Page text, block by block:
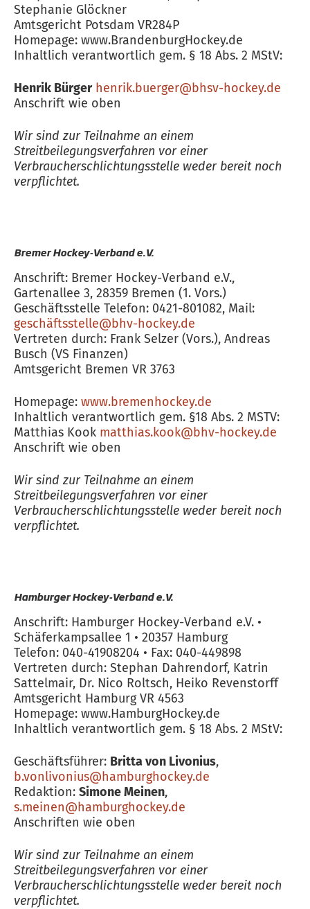
Stephanie Glöckner
Amtsgericht Potsdam VR284P
Homepage: www.BrandenburgHockey.de
Inhaltlich verantwortlich gem. § 18 Abs. 2 MStV:
Henrik Bürger henrik.buerger@bhsv-hockey.de
Anschrift wie oben
Wir sind zur Teilnahme an einem
Streitbeilegungsverfahren vor einer
Verbraucherschlichtungsstelle weder bereit noch
verpflichtet.
Bremer Hockey-Verband e.V.
Anschrift: Bremer Hockey-Verband e.V.,
Gartenallee 3, 28359 Bremen (1. Vors.)
Geschäftsstelle Telefon: 0421-801082, Mail:
geschäftsstelle@bhv-hockey.de
Vertreten durch: Frank Selzer (Vors.), Andreas
Busch (VS Finanzen)
Amtsgericht Bremen VR 3763
Homepage: www.bremenhockey.de
Inhaltlich verantwortlich gem. §18 Abs. 2 MSTV:
Matthias Kook matthias.kook@bhv-hockey.de
Anschrift wie oben
Wir sind zur Teilnahme an einem
Streitbeilegungsverfahren vor einer
Verbraucherschlichtungsstelle weder bereit noch
verpflichtet.
Hamburger Hockey-Verband e.V.
Anschrift: Hamburger Hockey-Verband e.V. •
Schäferkampsallee 1 • 20357 Hamburg
Telefon: 040-41908204 • Fax: 040-449898
Vertreten durch: Stephan Dahrendorf, Katrin
Sattelmair, Dr. Nico Roltsch, Heiko Revenstorff
Amtsgericht Hamburg VR 4563
Homepage: www.HamburgHockey.de
Inhaltlich verantwortlich gem. § 18 Abs. 2 MStV:
Geschäftsführer: Britta von Livonius,
b.vonlivonius@hamburghockey.de
Redaktion: Simone Meinen,
s.meinen@hamburghockey.de
Anschriften wie oben
Wir sind zur Teilnahme an einem
Streitbeilegungsverfahren vor einer
Verbraucherschlichtungsstelle weder bereit noch
verpflichtet.